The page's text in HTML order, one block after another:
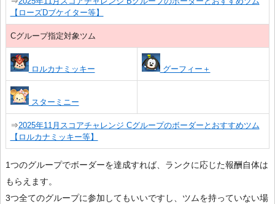
【ローズDブケイター等】
Cグループ指定対象ツム
ロルカナミッキー グーフィー＋
スターミニー
⇒2025年11月スコアチャレンジ Cグループのボーダーとおすすめツム
【ロルカナミッキー等】
1つのグループでボーダーを達成すれば、ランクに応じた報酬自体は
もらえます。
3つ全てのグループに参加してもいいですし、ツムを持っていない場